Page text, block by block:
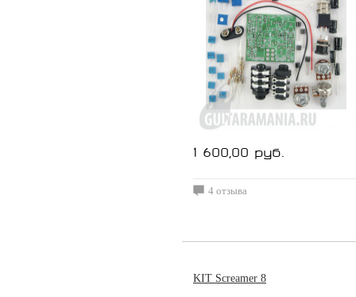
1 600,00 руб.
4 отзыва
KIT Screamer 8